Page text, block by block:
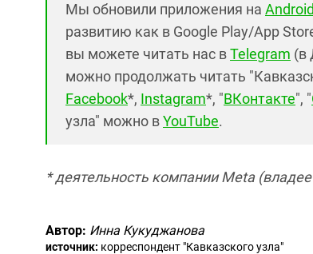
Мы обновили приложения на Android
развитию как в Google Play/App
вы можете читать нас вTelegram (в
можно продолжать читать
Facebook*, Instagram*, "ВКонтакте", "
узла" можно вYouTube.
* деятельность компании Meta
Автор: Инна Кукуджанова
источник: корреспондент "Кавказского узла"